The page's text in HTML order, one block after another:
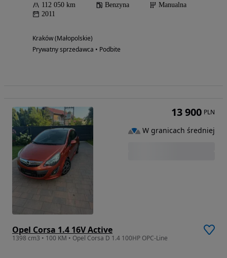
112 050 km Benzyna
Manualna
2011
Kraków (Małopolskie)
Prywatny sprzedawca • Podbite
Opel Corsa 1.4 16V Active
1398 cm3 • 100 KM • Opel Corsa D 1.4 100HP OPC-Line
13 900 PLN
W granicach średniej